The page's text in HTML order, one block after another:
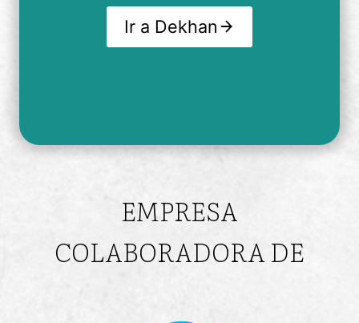
Ir a Dekhan
EMPRESA
COLABORADORA DE